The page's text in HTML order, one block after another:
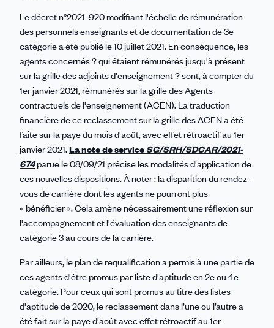
Le décret n°2021-920 modifiant l'échelle de rémunération
des personnels enseignants et de documentation de 3e
catégorie a été publié le 10 juillet 2021. En conséquence, les
agents concernés ? qui étaient rémunérés jusqu'à présent
sur la grille des adjoints d'enseignement ? sont, à compter du
1er janvier 2021, rémunérés sur la grille des Agents
contractuels de l'enseignement (ACEN). La traduction
financière de ce reclassement sur la grille des ACEN a été
faite sur la paye du mois d'août, avec effet rétroactif au 1er
janvier 2021.La note de service SG/SRH/SDCAR/2021-
674parue le 08/09/21 précise les modalités d'application de
ces nouvelles dispositions. À noter : la disparition du rendez-
vous de carrière dont les agents ne pourront plus
« bénéficier ». Cela amène nécessairement une réflexion sur
l'accompagnement et l'évaluation des enseignants de
catégorie 3 au cours de la carrière.
Par ailleurs, le plan de requalification a permis à une partie de
ces agents d'être promus par liste d'aptitude en 2e ou 4e
catégorie. Pour ceux qui sont promus au titre des listes
d'aptitude de 2020, le reclassement dans l’une ou l’autre a
été fait sur la paye d'août avec effet rétroactif au 1er